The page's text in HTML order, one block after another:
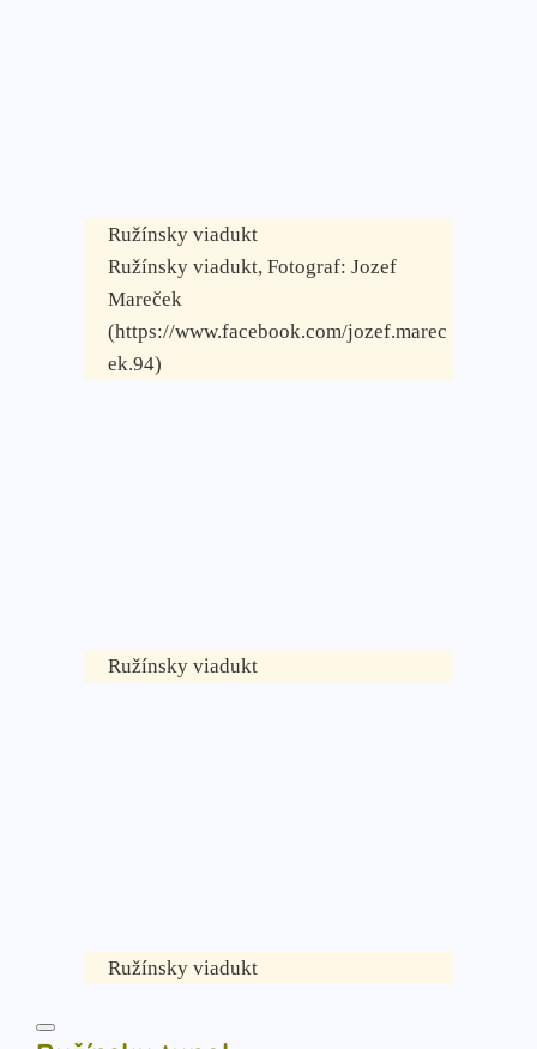
Ružínsky viadukt
Ružínsky viadukt, Fotograf: Jozef
Mareček
(https://www.facebook.com/jozef.marec
ek.94)
Ružínsky viadukt
Ružínsky viadukt